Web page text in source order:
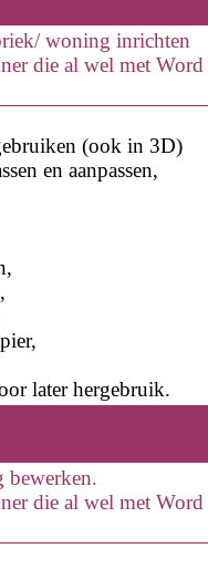
woning inrichten
die al wel met
(ook in 3D)
en aanpassen,
later hergebruik.
bewerken.
die al wel met